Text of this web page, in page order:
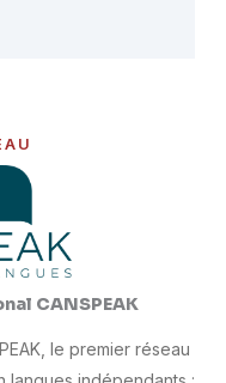
CANSPEAK
le premier réseau